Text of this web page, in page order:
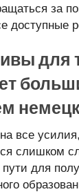
за
доступные
для
все
слишком
для